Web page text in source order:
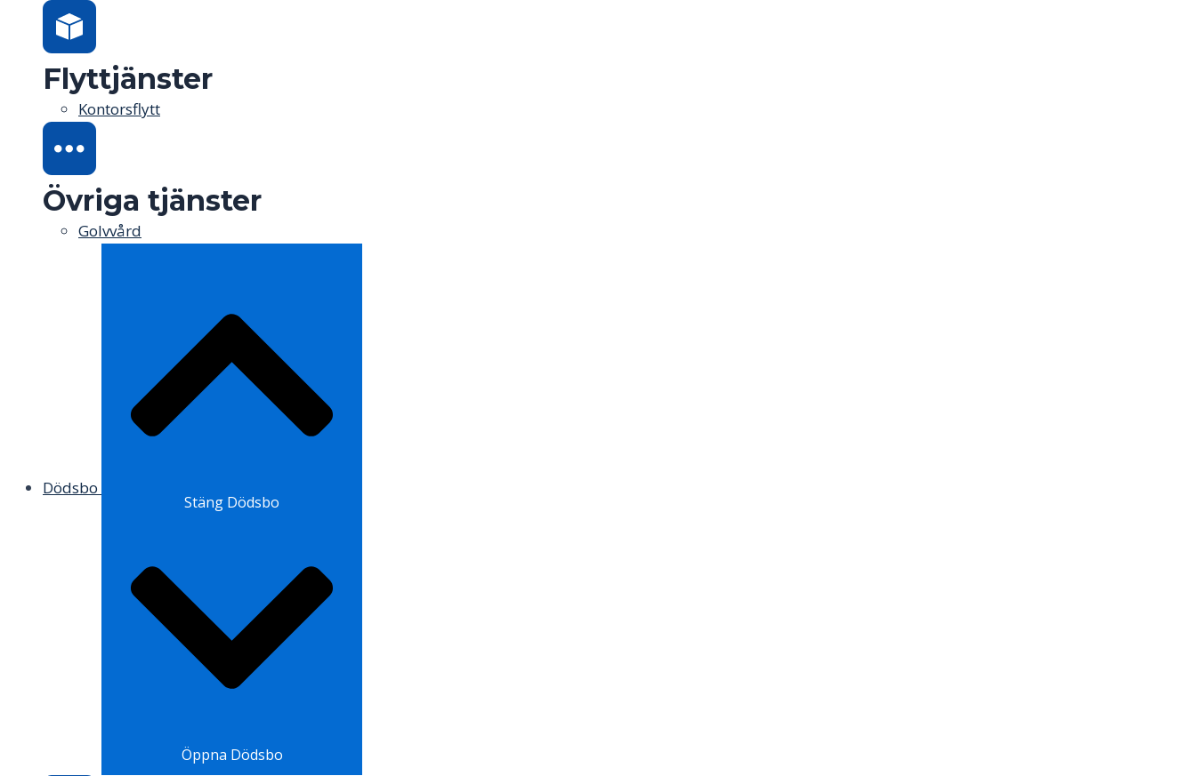
Flyttjänster
Kontorsflytt
Övriga tjänster
Golvvård
Dödsbo
Stäng Dödsbo
Öppna Dödsbo